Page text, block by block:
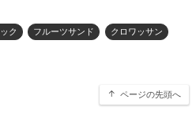
ク フルーツサンド クロワッサン
ページの先頭へ